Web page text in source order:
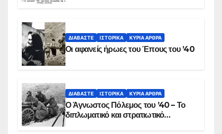
ΔΙΑΒΆΣΤΕ ΙΣΤΟΡΙΚΆ ΚΥΡΙΑ ΑΡΘΡΑ
Οι αφανείς ήρωες του Έπους του ’40
ΔΙΑΒΆΣΤΕ ΙΣΤΟΡΙΚΆ ΚΥΡΙΑ ΑΡΘΡΑ
Ο Άγνωστος Πόλεμος του ’40 – Το
διπλωματικό και στρατιωτικό